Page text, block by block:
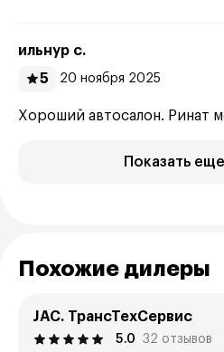
ильнур с.
5
20 ноября 2025
Хороший автосалон. Ринат
Показать
Похожие дилеры
JAC. ТрансТехСервис
5.0
32 отзывов